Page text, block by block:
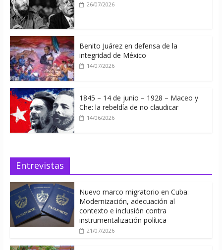
26/07/2026
Benito Juárez en defensa de la
integridad de México
14/07/2026
1845 – 14 de junio – 1928 – Maceo y
Che: la rebeldía de no claudicar
14/06/2026
Entrevistas
Nuevo marco migratorio en Cuba:
Modernización, adecuación al
contexto e inclusión contra
instrumentalización política
21/07/2026